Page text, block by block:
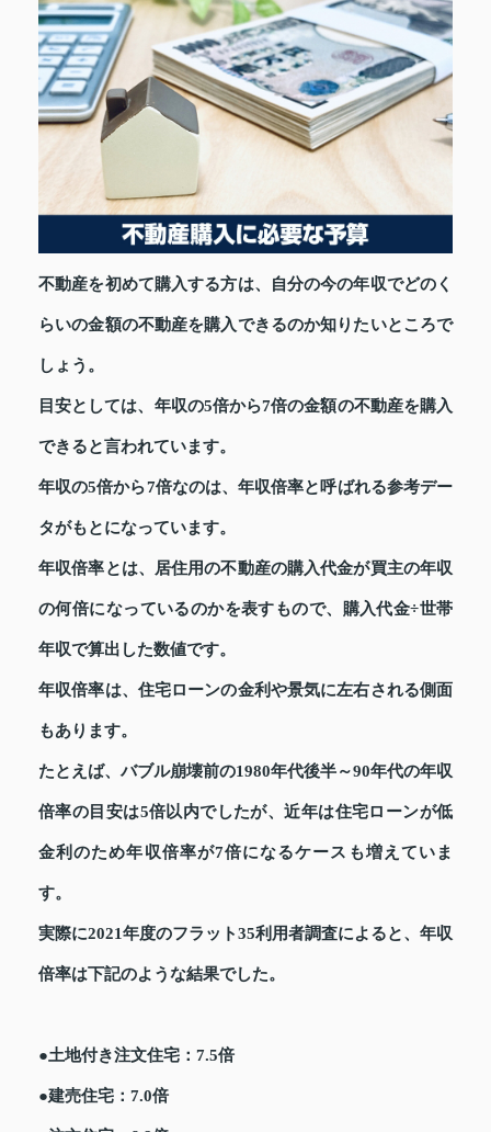
不動産を初めて購入する方は、自分の今の年収でどのく
らいの金額の不動産を購入できるのか知りたいところで
しょう。
目安としては、年収の5倍から7倍の金額の不動産を購入
できると言われています。
年収の5倍から7倍なのは、年収倍率と呼ばれる参考デー
タがもとになっています。
年収倍率とは、居住用の不動産の購入代金が買主の年収
の何倍になっているのかを表すもので、購入代金÷世帯
年収で算出した数値です。
年収倍率は、住宅ローンの金利や景気に左右される側面
もあります。
たとえば、バブル崩壊前の1980年代後半～90年代の年収
倍率の目安は5倍以内でしたが、近年は住宅ローンが低
金利のため年収倍率が7倍になるケースも増えていま
す。
実際に2021年度のフラット35利用者調査によると、年収
倍率は下記のような結果でした。
●土地付き注文住宅：7.5倍
●建売住宅：7.0倍